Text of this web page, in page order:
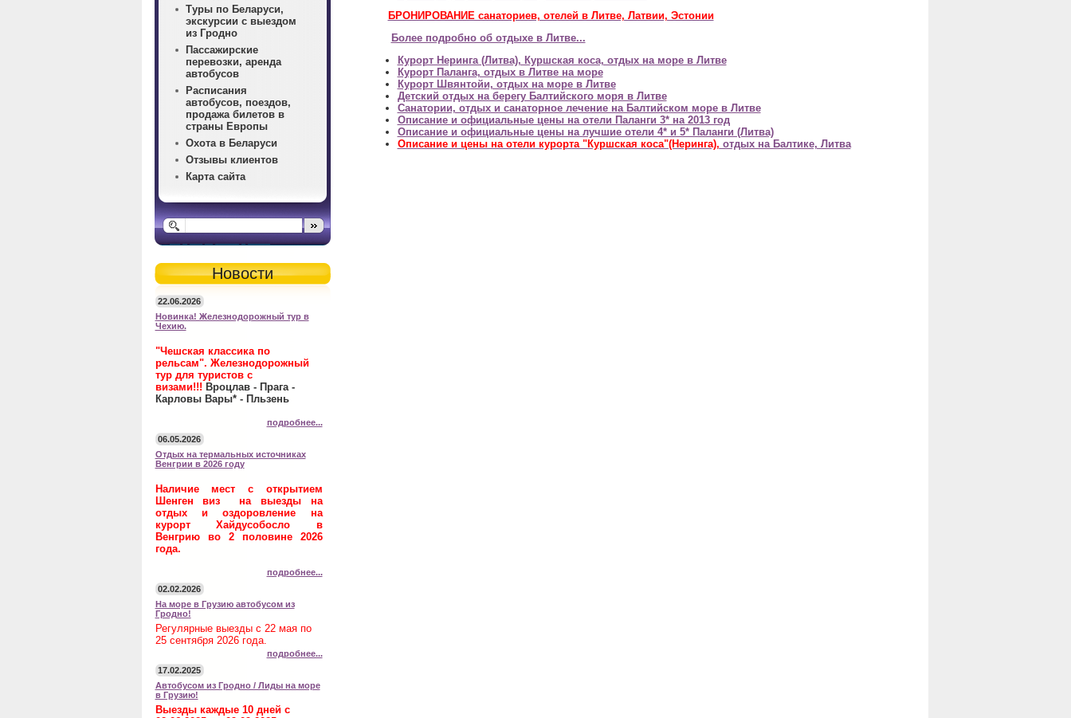
Туры по Беларуси,
экскурсии с выездом
из Гродно
Пассажирские
перевозки, аренда
автобусов
Расписания
автобусов, поездов,
продажа билетов в
страны Европы
Охота в Беларуси
Отзывы клиентов
Карта сайта
Новости
22.06.2026
Новинка! Железнодорожный тур в
Чехию.
"Чешская классика по
рельсам". Железнодорожный
тур для туристов с
визами!!! Вроцлав - Прага -
Карловы Вары* - Пльзень
подробнее...
06.05.2026
Отдых на термальных источниках
Венгрии в 2026 году
Наличие мест с открытием
Шенген виз на выезды на
отдых и оздоровление на
курорт Хайдусобосло в
Венгрию во 2 половине 2026
года.
подробнее...
02.02.2026
На море в Грузию автобусом из
Гродно!
Регулярные выезды с 22 мая по
25 сентября 2026 года.
подробнее...
17.02.2025
Автобусом из Гродно / Лиды на море
в Грузию!
Выезды каждые 10 дней с
БРОНИРОВАНИЕ санаториев, отелей в Литве, Латвии, Эстонии
Более подробно об отдыхе в Литве...
Курорт Неринга (Литва), Куршская коса, отдых на море в Литве
Курорт Паланга, отдых в Литве на море
Курорт Швянтойи, отдых на море в Литве
Детский отдых на берегу Балтийского моря в Литве
Санатории, отдых и санаторное лечение на Балтийском море в Литве
Описание и официальные цены на отели Паланги 3* на 2013 год
Описание и официальные цены на лучшие отели 4* и 5* Паланги (Литва)
Описание и цены на отели курорта "Куршская коса"(Неринга), отдых на Балтике, Литва